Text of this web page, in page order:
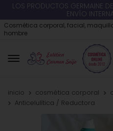
LOS PRODUCTOS GERMAINE
ENVÍO
Cosmética corporal, facial,
hombre
inicio cosmética corporal
Anticelulítica / Reductora